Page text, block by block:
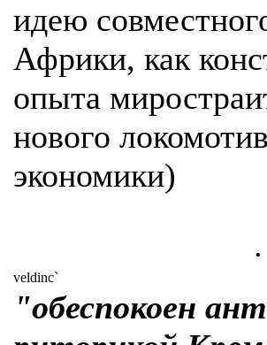
идею
Африки, как
опыта
нового
экономики)
.
veldinc`
"обеспокоен